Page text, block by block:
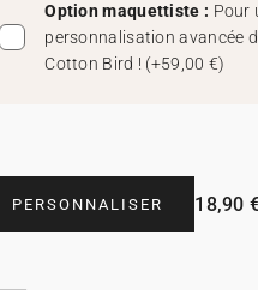
Option maquettiste : Pour
personnalisation avancée
Cotton Bird ! (+59,00 €)
PERSONNALISER 18,90